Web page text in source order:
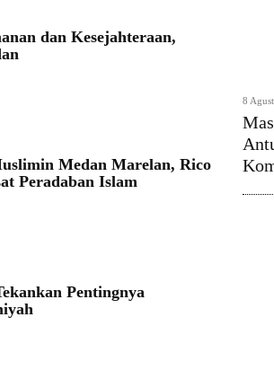
dan Kesejahteraan,
Medan Marelan, Rico
Peradaban Islam
Pentingnya
8